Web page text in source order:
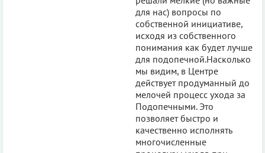
для нас) вопросы по
собственной инициативе,
исходя из собственного
понимания как будет лучше
для подопечной.Насколько
мы видим, в Центре
действует продуманный до
мелочей процесс ухода за
Подопечными. Это
позволяет быстро и
качественно исполнять
многочисленные